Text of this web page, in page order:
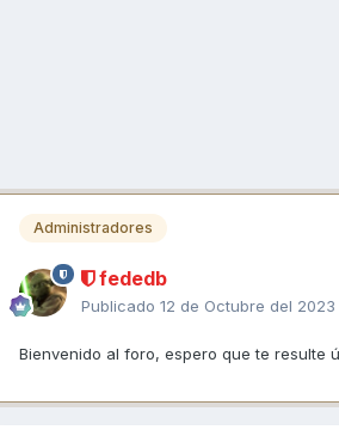
Administradores
fededb
Publicado 12 de Octubre del 2023
Bienvenido al foro, espero que te resulte